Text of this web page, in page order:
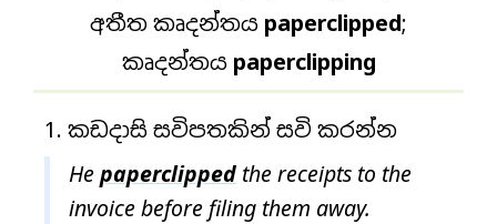
අතීත කෘදන්තය paperclipped;
කෘදන්තය paperclipping
කඩදාසි සවිපතකින් සවි කරන්න
Hepaperclipped the receipts to the
invoice before filing them away.